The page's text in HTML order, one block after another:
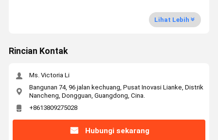
Lihat Lebih
Rincian Kontak
Ms. Victoria Li
Bangunan 74, 96 jalan kechuang, Pusat Inovasi Lianke, Distrik
Nancheng, Dongguan, Guangdong, Cina.
+8613809275028
Hubungi sekarang